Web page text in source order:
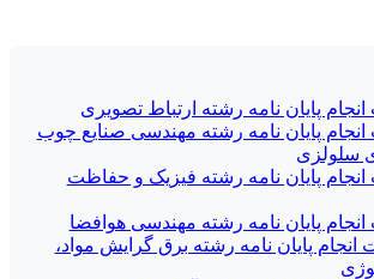
پایان نامه رشته ارتباط تصویری
انجام پایان نامه رشته مهندسی صنایع چوب
سلولزی
پایان نامه رشته فیزیک و حفاظت
پایان نامه رشته مهندسی هوافضا
انجام پایان نامه رشته برق گرایش مواد،